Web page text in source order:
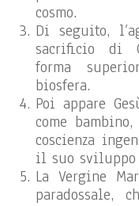
cosmo.
Di seguito,
sacrificio di
forma
biosfera.
Poi appare
come
coscienza
il suo
La Vergine
paradossale,